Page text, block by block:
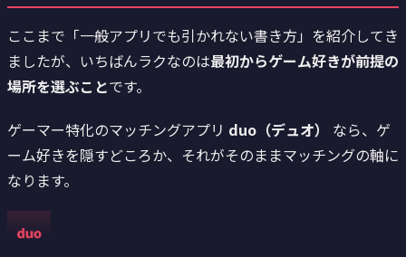
ここまで「一般アプリでも引かれない書き方」を紹介してき
ましたが、いちばんラクなのは最初からゲーム好きが前提の
場所を選ぶことです。
ゲーマー特化のマッチングアプリ duo（デュオ）
なら、ゲ
ーム好きを隠すどころか、それがそのままマッチングの軸に
なります。